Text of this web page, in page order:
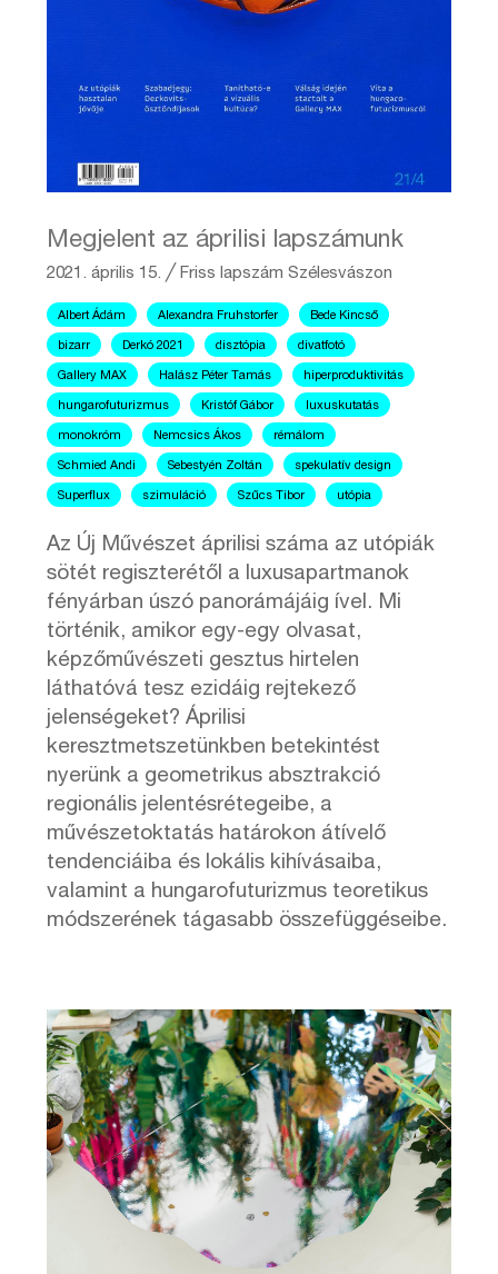
Megjelent az áprilisi lapszámunk
2021. április 15. ╱Friss lapszám Szélesvászon
Albert Ádám Alexandra Fruhstorfer Bede Kincső
bizarr Derkó 2021 disztópia divatfotó
Gallery MAX Halász Péter Tamás hiperproduktivitás
hungarofuturizmus Kristóf Gábor luxuskutatás
monokróm Nemcsics Ákos rémálom
Schmied Andi Sebestyén Zoltán spekulatív design
Superflux szimuláció Szűcs Tibor utópia
Az Új Művészet áprilisi száma az utópiák
sötét regiszterétől a luxusapartmanok
fényárban úszó panorámájáig ível. Mi
történik, amikor egy-egy olvasat,
képzőművészeti gesztus hirtelen
láthatóvá tesz ezidáig rejtekező
jelenségeket? Áprilisi
keresztmetszetünkben betekintést
nyerünk a geometrikus absztrakció
regionális jelentésrétegeibe, a
művészetoktatás határokon átívelő
tendenciáiba és lokális kihívásaiba,
valamint a hungarofuturizmus teoretikus
módszerének tágasabb összefüggéseibe.